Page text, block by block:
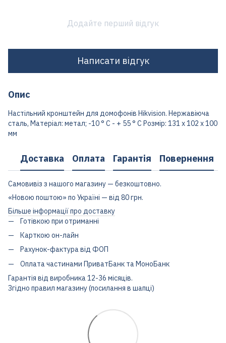
Додайте перший відгук
Написати відгук
Опис
Настільний кронштейн для домофонів Hikvision. Нержавіюча
сталь, Матеріал: метал; -10 ° С - + 55 ° С Розмір: 131 x 102 x 100
мм
Доставка Оплата Гарантія Повернення
Самовивіз з нашого магазину — безкоштовно.
«Новою поштою» по Україні — від 80 грн.
Більше інформації про доставку
Готівкою при отриманні
Карткою он-лайн
Рахунок-фактура від ФОП
Оплата частинами ПриватБанк та МоноБанк
Гарантія від виробника 12-36 місяців.
Згідно правил магазину (посилання в шапці)